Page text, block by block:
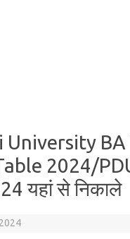
University BA
2024/
यहां से निकाले